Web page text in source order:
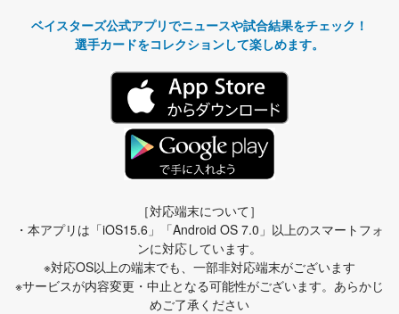
ベイスターズ公式アプリでニュースや試合結果をチェック！
選手カードをコレクションして楽しめます。
［対応端末について］
・本アプリは「iOS15.6」「Android OS 7.0」以上のスマートフォ
ンに対応しています。
※対応OS以上の端末でも、一部非対応端末がございます
※サービスが内容変更・中止となる可能性がございます。あらかじ
めご了承ください